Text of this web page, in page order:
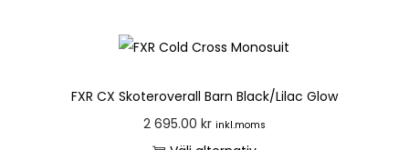
FXR CX Skoteroverall Barn Black/Lilac Glow
2 695.00 kr inkl.moms